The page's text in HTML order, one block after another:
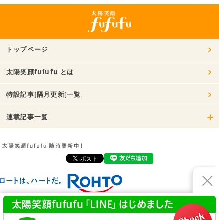
トップページ
太陽笑顔fufufu とは
特設記事[隔月更新]一覧
連載記事一覧